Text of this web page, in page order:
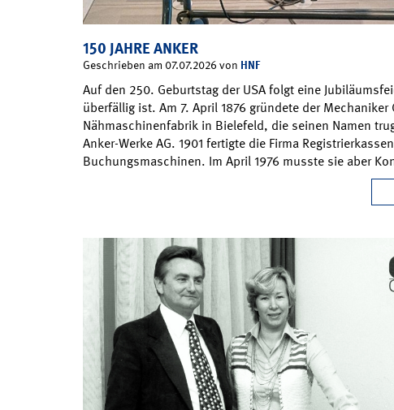
150 JAHRE ANKER
Geschrieben am 07.07.2026 von HNF
Auf den 250. Geburtstag der USA folgt eine
überfällig ist. Am 7. April 1876 gründete der Mechaniker
Nähmaschinenfabrik in Bielefeld, die seinen Namen
Anker-Werke AG. 1901 fertigte die Firma
Buchungsmaschinen. Im April 1976 musste sie aber